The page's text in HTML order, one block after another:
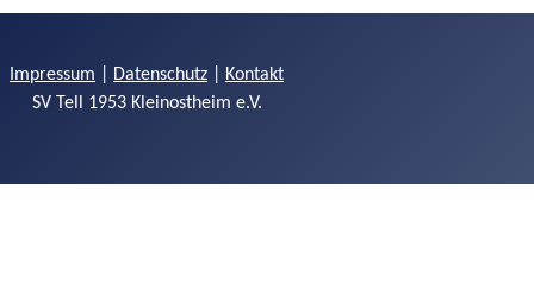
Impressum Datenschutz
Kontakt
SV Tell 1953 Kleinostheim e.V.